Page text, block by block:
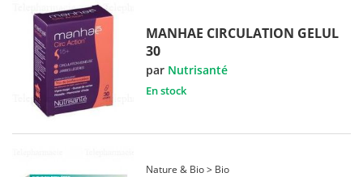
MANHAE CIRCULATION GELUL
30
par Nutrisanté
En stock
Nature & Bio > Bio